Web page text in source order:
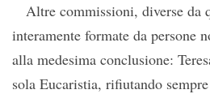
Altre commissioni, diverse da
interamente formate da persone
alla medesima conclusione:
sola Eucaristia, rifiutando